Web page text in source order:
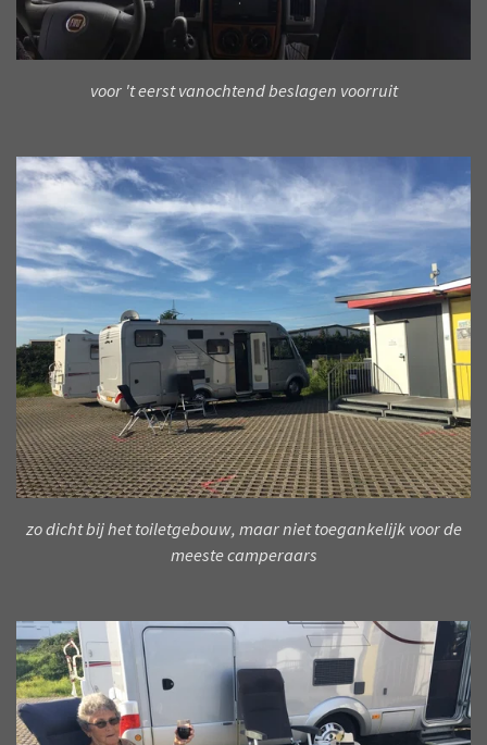
voor 't eerst vanochtend beslagen voorruit
zo dicht bij het toiletgebouw, maar niet toegankelijk voor de
meeste camperaars